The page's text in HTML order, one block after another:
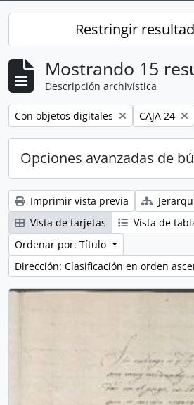
Restringir
Mostrando 15
Descripción archivística
Remove filter:
Con objetos digitales Remove
CAJA 24
Opciones avanzadas de
Imprimir vista previa
Vista de tarjetas
Vista de
Ordenar por: Título
Dirección: Clasificación en orden